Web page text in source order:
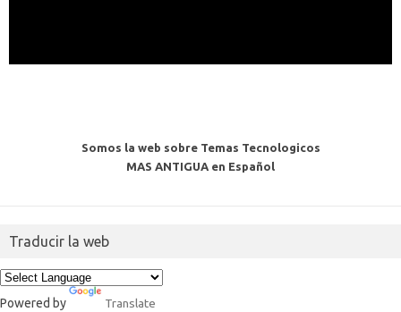
Somos la web sobre Temas Tecnologicos
MAS ANTIGUA en Español
Traducir la web
Powered by Translate